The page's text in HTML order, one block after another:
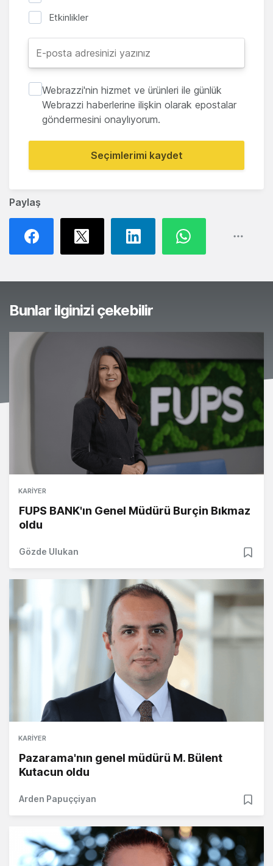
Paylaş
Etkinlikler
Webrazzi'nin hizmet ve ürünleri ile günlük
Webrazzi haberlerine ilişkin olarak epostalar
göndermesini onaylıyorum.
Seçimlerimi kaydet
Bunlar ilginizi çekebilir
KARIYER
FUPS BANK'ın Genel Müdürü Burçin Bıkmaz
oldu
Gözde Ulukan
KARIYER
Pazarama'nın genel müdürü M. Bülent
Kutacun oldu
Arden Papuççiyan